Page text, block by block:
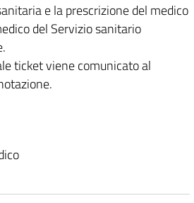
e la prescrizione del medico
del Servizio sanitario
ticket viene comunicato al